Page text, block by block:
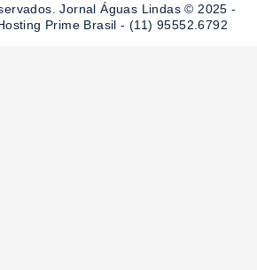
k
-
a
m
Jornal Águas Lindas © 2025 -
Prime Brasil - (11) 95552.6792